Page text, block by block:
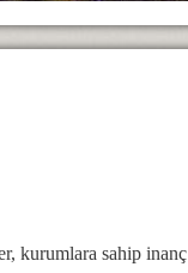
kurumlara sahip inanç